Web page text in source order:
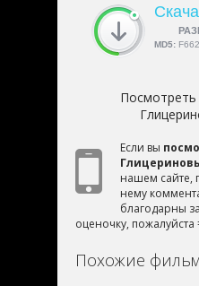
MD5:
Если вы
нашем сайте,
нему
благодарны
оценочку, пожалуйста
Похожие